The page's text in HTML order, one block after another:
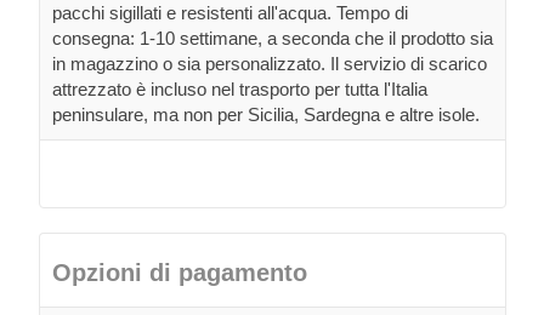
pacchi sigillati e resistenti all'acqua. Tempo di
consegna: 1-10 settimane, a seconda che il prodotto sia
in magazzino o sia personalizzato. Il servizio di scarico
attrezzato è incluso nel trasporto per tutta l'Italia
peninsulare, ma non per Sicilia, Sardegna e altre isole.
Opzioni di pagamento